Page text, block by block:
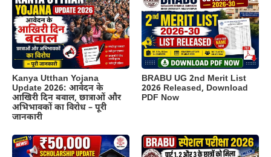
Kanya Utthan Yojana
Update 2026: आवेदन के
आखिरी दिन बवाल, छात्राओं और
अभिभावकों का विरोध – पूरी
जानकारी
BRABU UG 2nd Merit List
2026 Released, Download
PDF Now